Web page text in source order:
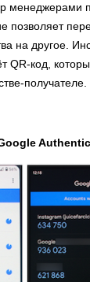
менеджерами
позволяет
на другое.
QR-код,
получателе.